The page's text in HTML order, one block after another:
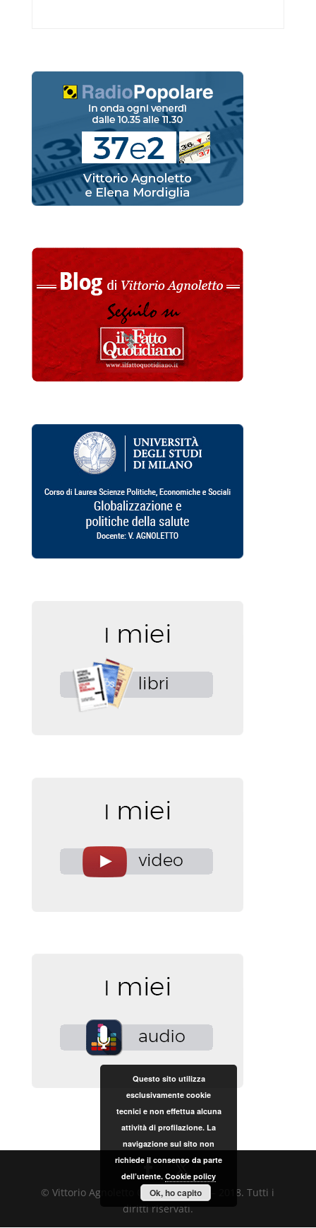
© Vittorio Agnoletto Copyright 2017 – 2018. Tutti i
diritti riservati.
Questo sito utilizza
esclusivamente cookie
tecnici e non effettua alcuna
attività di profilazione. La
navigazione sul sito non
richiede il consenso da parte
dell’utente. Cookie policy
Ok, ho capito